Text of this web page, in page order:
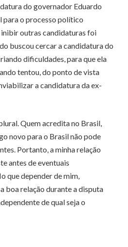
do governador Eduardo
para o processo político
outras candidaturas foi
buscou cercar a candidatura do
dificuldades, para que ela
tentou, do ponto de vista
a candidatura da ex-
Quem acredita no Brasil,
novo para o Brasil não pode
Portanto, a minha relação
antes de eventuais
que depender de mim,
boa relação durante a disputa
de qual seja o